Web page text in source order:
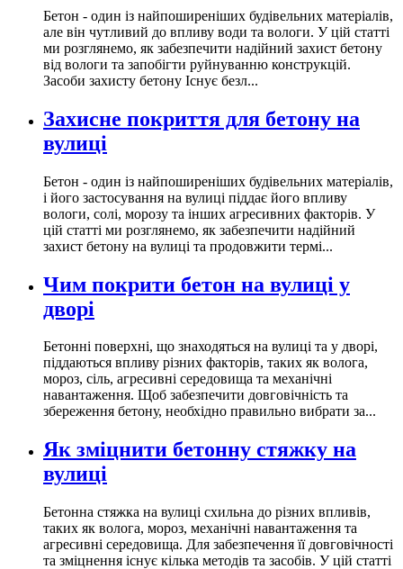
Бетон - один із найпоширеніших будівельних матеріалів,
але він чутливий до впливу води та вологи. У цій статті
ми розглянемо, як забезпечити надійний захист бетону
від вологи та запобігти руйнуванню конструкцій.
Засоби захисту бетону Існує безл...
Захисне покриття для бетону на
вулиці
Бетон - один із найпоширеніших будівельних матеріалів,
і його застосування на вулиці піддає його впливу
вологи, солі, морозу та інших агресивних факторів. У
цій статті ми розглянемо, як забезпечити надійний
захист бетону на вулиці та продовжити термі...
Чим покрити бетон на вулиці у
дворі
Бетонні поверхні, що знаходяться на вулиці та у дворі,
піддаються впливу різних факторів, таких як волога,
мороз, сіль, агресивні середовища та механічні
навантаження. Щоб забезпечити довговічність та
збереження бетону, необхідно правильно вибрати за...
Як зміцнити бетонну стяжку на
вулиці
Бетонна стяжка на вулиці схильна до різних впливів,
таких як волога, мороз, механічні навантаження та
агресивні середовища. Для забезпечення її довговічності
та зміцнення існує кілька методів та засобів. У цій статті